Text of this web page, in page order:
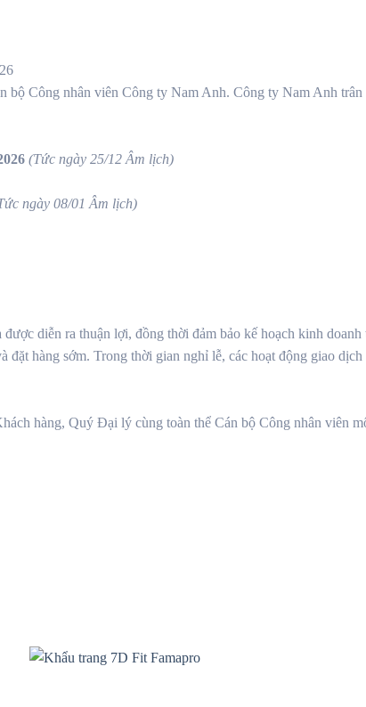
Công nhân viên Công ty Nam Anh. Công ty Nam Anh
(Tức ngày 25/12 Âm lịch)
ngày 08/01 Âm lịch)
diễn ra thuận lợi, đồng thời đảm bảo kế hoạch kinh
hàng sớm. Trong thời gian nghỉ lễ, các hoạt động giao
hàng, Quý Đại lý cùng toàn thể Cán bộ Công nhân viên